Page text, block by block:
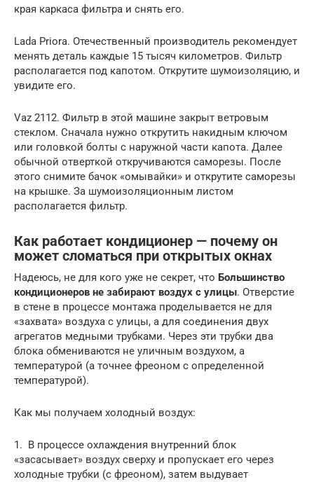
края каркаса фильтра и снять его.
Lada Priora. Отечественный производитель рекомендует
менять деталь каждые 15 тысяч километров. Фильтр
располагается под капотом. Открутите шумоизоляцию, и
увидите его.
Vaz 2112. Фильтр в этой машине закрыт ветровым
стеклом. Сначала нужно открутить накидным ключом
или головкой болты с наружной части капота. Далее
обычной отверткой откручиваются саморезы. После
этого снимите бачок «омывайки» и открутите саморезы
на крышке. За шумоизоляционным листом
располагается фильтр.
Как работает кондиционер — почему он
может сломаться при открытых окнах
Надеюсь, не для кого уже не секрет, что Большинство
кондиционеров не забирают воздух с улицы. Отверстие
в стене в процессе монтажа проделывается не для
«захвата» воздуха с улицы, а для соединения двух
агрегатов медными трубками. Через эти трубки два
блока обмениваются не уличным воздухом, а
температурой (а точнее фреоном с определенной
температурой).
Как мы получаем холодный воздух:
1. В процессе охлаждения внутренний блок
«засасывает» воздух сверху и пропускает его через
холодные трубки (с фреоном), затем выдувает